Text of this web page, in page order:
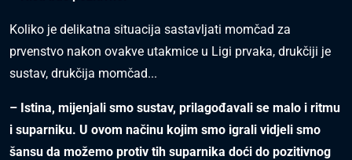
Koliko je delikatna situacija sastavljati momčad za
prvenstvo nakon ovakve utakmice u Ligi prvaka, drukčiji je
sustav, drukčija momčad...
– Istina, mijenjali smo sustav, prilagođavali se malo i ritmu
i suparniku. U ovom načinu kojim smo igrali vidjeli smo
šansu da možemo protiv tih suparnika doći do pozitivnog